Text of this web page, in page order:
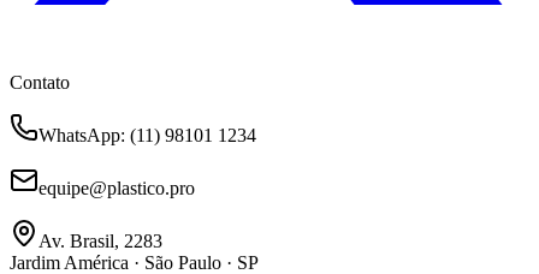
Contato
WhatsApp: (11) 98101 1234
equipe@plastico.pro
Av. Brasil, 2283
Jardim América · São Paulo · SP